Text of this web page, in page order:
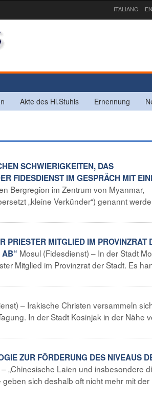
ITALIANO
Akte des Hl.Stuhls Ernennung
SCHWIERIGKEITEN, DAS
FIDESDIENST IM GESPRÄCH MIT
Bergregion im Zentrum von Myanmar,
„kleine Verkünder“) genannt
PRIESTER MITGLIED IM PROVINZRAT
AB“ Mosul (Fidesdienst) – In der Stadt
Mitglied im Provinzrat der Stadt. Es
– Irakische Christen versammeln
In der Stadt Kosinjak in der Nähe
ZUR FÖRDERUNG DES NIVEAUS
„Chinesische Laien und insbesondere
sich deshalb oft nicht mehr mit der